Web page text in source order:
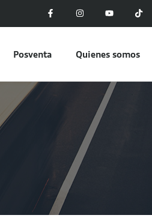
Posventa Quienes somos